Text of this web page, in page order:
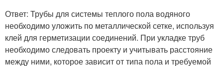
Ответ: Трубы для системы теплого пола водяного
необходимо уложить по металлической сетке, используя
клей для герметизации соединений. При укладке труб
необходимо следовать проекту и учитывать расстояние
между ними, которое зависит от типа пола и требуемой